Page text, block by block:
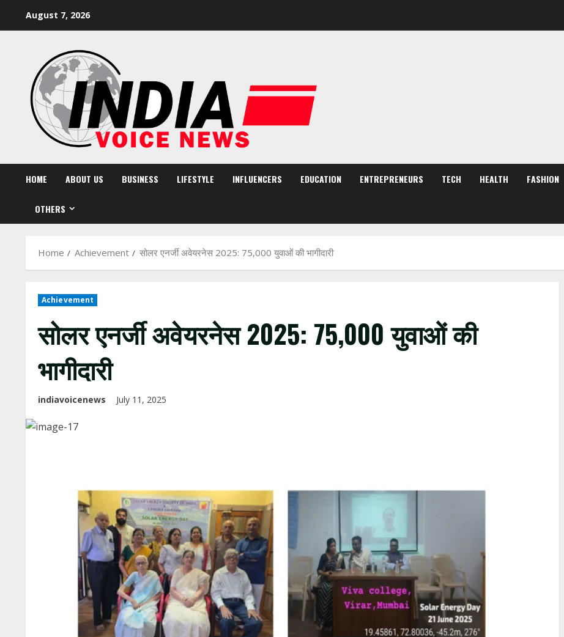
August 7, 2026
HOME ABOUT US BUSINESS LIFESTYLE INFLUENCERS EDUCATION ENTREPRENEURS TECH HEALTH FASHION
OTHERS
Home Achievement सोलर एनर्जी अवेयरनेस 2025: 75,000 युवाओं की भागीदारी
Achievement
सोलर एनर्जी अवेयरनेस 2025: 75,000 युवाओं की
भागीदारी
indiavoicenews July 11, 2025